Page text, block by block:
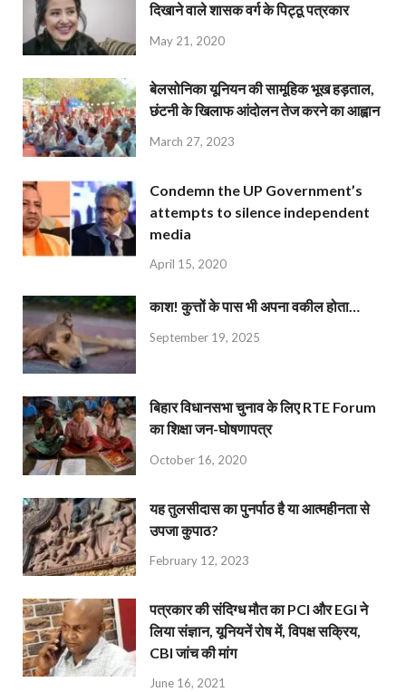
दिखाने वाले शासक वर्ग के पिट्ठू पत्रकार
May 21, 2020
बेलसोनिका यूनियन की सामूहिक भूख हड़ताल,
छंटनी के खिलाफ आंदोलन तेज करने का आह्वान
March 27, 2023
Condemn the UP Government’s
attempts to silence independent
media
April 15, 2020
काश! कुत्तों के पास भी अपना वकील होता…
September 19, 2025
बिहार विधानसभा चुनाव के लिए RTE Forum
का शिक्षा जन-घोषणापत्र
October 16, 2020
यह तुलसीदास का पुनर्पाठ है या आत्महीनता से
उपजा कुपाठ?
February 12, 2023
पत्रकार की संदिग्ध मौत का PCI और EGI ने
लिया संज्ञान, यूनियनें रोष में, विपक्ष सक्रिय,
CBI जांच की मांग
June 16, 2021